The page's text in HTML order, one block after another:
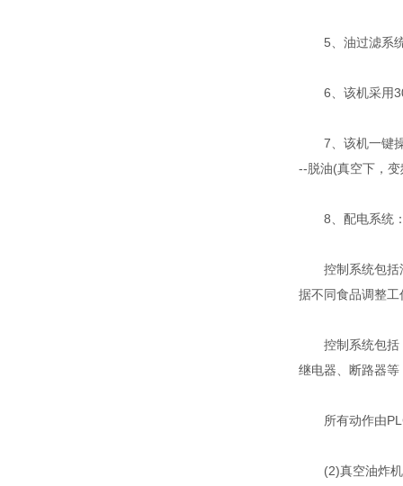
5、油过滤系统
6、该机采用
7、该机一键操
--脱油(真空下，
8、配电系统：
控制系统包括油
据不同食品调整
控制系统包括：
继电器、断路器
所有动作由PLC
(2)真空油炸机